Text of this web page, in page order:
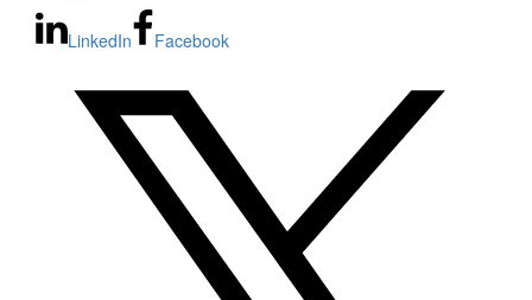
LinkedIn Facebook